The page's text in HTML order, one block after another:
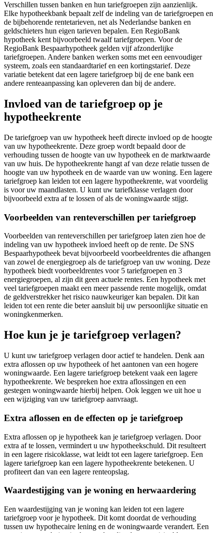
Verschillen tussen banken en hun tariefgroepen zijn aanzienlijk.
Elke hypotheekbank bepaalt zelf de indeling van de tariefgroepen en
de bijbehorende rentetarieven, net als Nederlandse banken en
geldschieters hun eigen tarieven bepalen. Een RegioBank
hypotheek kent bijvoorbeeld twaalf tariefgroepen. Voor de
RegioBank Bespaarhypotheek gelden vijf afzonderlijke
tariefgroepen. Andere banken werken soms met een eenvoudiger
systeem, zoals een standaardtarief en een kortingstarief. Deze
variatie betekent dat een lagere tariefgroep bij de ene bank een
andere renteaanpassing kan opleveren dan bij de andere.
Invloed van de tariefgroep op je
hypotheekrente
De tariefgroep van uw hypotheek heeft directe invloed op de hoogte
van uw hypotheekrente. Deze groep wordt bepaald door de
verhouding tussen de hoogte van uw hypotheek en de marktwaarde
van uw huis. De hypotheekrente hangt af van deze relatie tussen de
hoogte van uw hypotheek en de waarde van uw woning. Een lagere
tariefgroep kan leiden tot een lagere hypotheekrente, wat voordelig
is voor uw maandlasten. U kunt uw tariefklasse verlagen door
bijvoorbeeld extra af te lossen of als de woningwaarde stijgt.
Voorbeelden van renteverschillen per tariefgroep
Voorbeelden van renteverschillen per tariefgroep laten zien hoe de
indeling van uw hypotheek invloed heeft op de rente. De SNS
Bespaarhypotheek bevat bijvoorbeeld voorbeeldrentes die afhangen
van zowel de energiegroep als de tariefgroep van uw woning. Deze
hypotheek biedt voorbeeldrentes voor 5 tariefgroepen en 3
energiegroepen, al zijn dit geen actuele rentes. Een hypotheek met
veel tariefgroepen maakt een meer passende rente mogelijk, omdat
de geldverstrekker het risico nauwkeuriger kan bepalen. Dit kan
leiden tot een rente die beter aansluit bij uw persoonlijke situatie en
woningkenmerken.
Hoe kun je je tariefgroep verlagen?
U kunt uw tariefgroep verlagen door actief te handelen. Denk aan
extra aflossen op uw hypotheek of het aantonen van een hogere
woningwaarde. Een lagere tariefgroep betekent vaak een lagere
hypotheekrente. We bespreken hoe extra aflossingen en een
gestegen woningwaarde hierbij helpen. Ook leggen we uit hoe u
een wijziging van uw tariefgroep aanvraagt.
Extra aflossen en de effecten op je tariefgroep
Extra aflossen op je hypotheek kan je tariefgroep verlagen. Door
extra af te lossen, vermindert u uw hypotheekschuld. Dit resulteert
in een lagere risicoklasse, wat leidt tot een lagere tariefgroep. Een
lagere tariefgroep kan een lagere hypotheekrente betekenen. U
profiteert dan van een lagere renteopslag.
Waardestijging van je woning en herwaardering
Een waardestijging van je woning kan leiden tot een lagere
tariefgroep voor je hypotheek. Dit komt doordat de verhouding
tussen uw hypothecaire lening en de woningwaarde verandert. Een